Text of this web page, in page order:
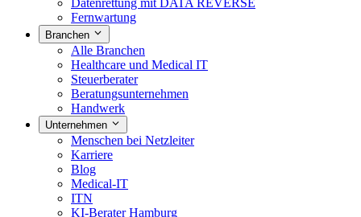
Datenrettung mit DATA REVERSE
Fernwartung
Branchen
Alle Branchen
Healthcare und Medical IT
Steuerberater
Beratungsunternehmen
Handwerk
Unternehmen
Menschen bei Netzleiter
Karriere
Blog
Medical-IT
ITN
KI-Berater Hamburg